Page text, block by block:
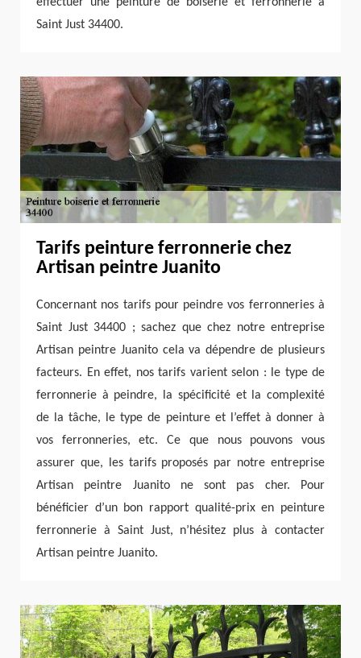
Saint Just 34400.
Tarifs peinture ferronnerie chez
Artisan peintre Juanito
Concernant nos tarifs pour peindre vos ferronneries à
Saint Just 34400 ; sachez que chez notre entreprise
Artisan peintre Juanito cela va dépendre de plusieurs
facteurs. En effet, nos tarifs varient selon : le type de
ferronnerie à peindre, la spécificité et la complexité
de la tâche, le type de peinture et l’effet à donner à
vos ferronneries, etc. Ce que nous pouvons vous
assurer que, les tarifs proposés par notre entreprise
Artisan peintre Juanito ne sont pas cher. Pour
bénéficier d’un bon rapport qualité-prix en peinture
ferronnerie à Saint Just, n’hésitez plus à contacter
Artisan peintre Juanito.